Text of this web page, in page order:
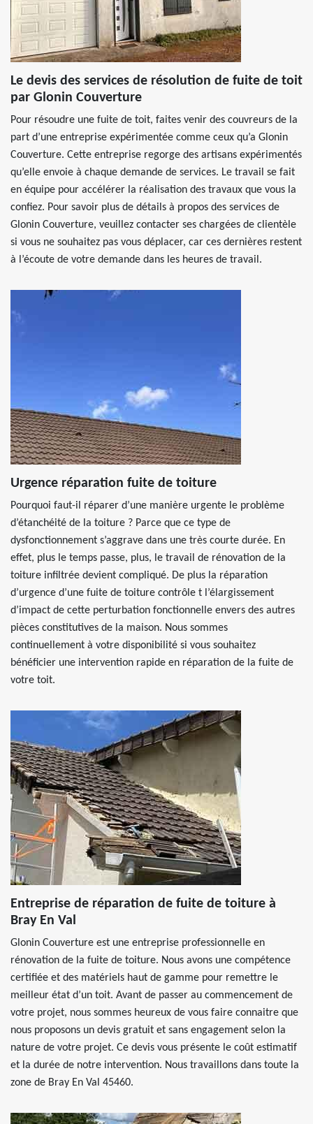
Le devis des services de résolution de fuite de toit
par Glonin Couverture
Pour résoudre une fuite de toit, faites venir des couvreurs de la
part d’une entreprise expérimentée comme ceux qu’a Glonin
Couverture. Cette entreprise regorge des artisans expérimentés
qu’elle envoie à chaque demande de services. Le travail se fait
en équipe pour accélérer la réalisation des travaux que vous la
confiez. Pour savoir plus de détails à propos des services de
Glonin Couverture, veuillez contacter ses chargées de clientèle
si vous ne souhaitez pas vous déplacer, car ces dernières restent
à l’écoute de votre demande dans les heures de travail.
Urgence réparation fuite de toiture
Pourquoi faut-il réparer d’une manière urgente le problème
d’étanchéité de la toiture ? Parce que ce type de
dysfonctionnement s’aggrave dans une très courte durée. En
effet, plus le temps passe, plus, le travail de rénovation de la
toiture infiltrée devient compliqué. De plus la réparation
d’urgence d’une fuite de toiture contrôle t l’élargissement
d’impact de cette perturbation fonctionnelle envers des autres
pièces constitutives de la maison. Nous sommes
continuellement à votre disponibilité si vous souhaitez
bénéficier une intervention rapide en réparation de la fuite de
votre toit.
Entreprise de réparation de fuite de toiture à
Bray En Val
Glonin Couverture est une entreprise professionnelle en
rénovation de la fuite de toiture. Nous avons une compétence
certifiée et des matériels haut de gamme pour remettre le
meilleur état d’un toit. Avant de passer au commencement de
votre projet, nous sommes heureux de vous faire connaitre que
nous proposons un devis gratuit et sans engagement selon la
nature de votre projet. Ce devis vous présente le coût estimatif
et la durée de notre intervention. Nous travaillons dans toute la
zone de Bray En Val 45460.